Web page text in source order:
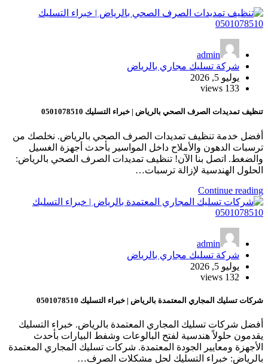
admin
شركة تسليك مجاري بالرياض
يوليو 5, 2026
133 views
تنظيف تمديدات الصرف الصحي بالرياض | خبراء التسليك 0501078510
أفضل خدمة تنظيف تمديدات الصرف الصحي بالرياض. نخلصك من
ترسبات الدهون والأملاح داخل المواسير بأحدث أجهزة الغسيل
والضغط. اتصل بنا الآن! تنظيف تمديدات الصرف الصحي بالرياض:
الحلول الهندسية لإزالة ترسبات…
Continue reading
admin
شركة تسليك مجاري بالرياض
يوليو 5, 2026
132 views
شركات تسليك المجاري المعتمدة بالرياض | خبراء التسليك 0501078510
أفضل شركات تسليك المجاري المعتمدة بالرياض. خبراء التسليك
يقدمون حلولاً هندسية لفتح البالوعات وشفط البيارات بأحدث
الأجهزة ومعايير الجودة المعتمدة. شركات تسليك المجاري المعتمدة
بالرياض: خبراء التسليك لحل مشكلات الصرف…